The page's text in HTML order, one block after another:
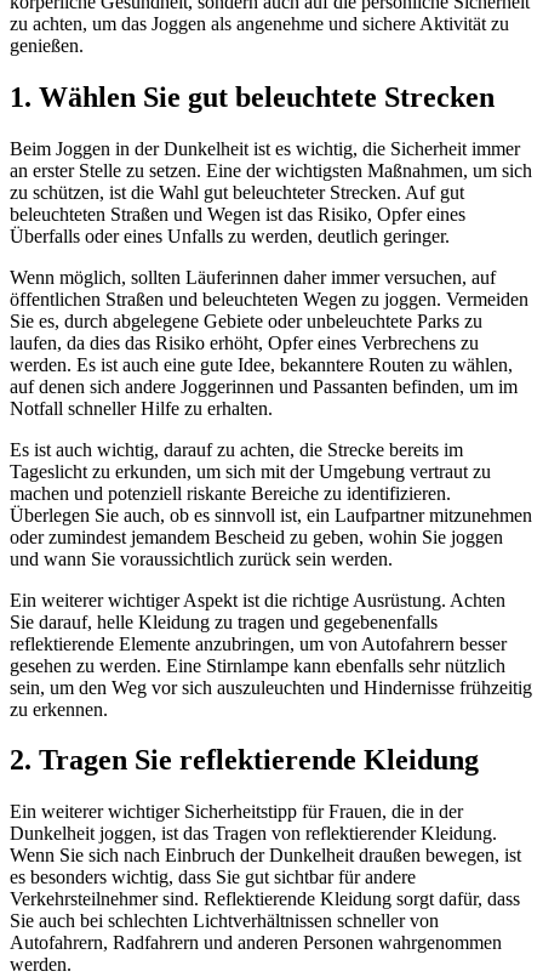
zu achten, um das Joggen als angenehme und sichere Aktivität zu
genießen.
1. Wählen Sie gut beleuchtete Strecken
Beim Joggen in der Dunkelheit ist es wichtig, die Sicherheit immer
an erster Stelle zu setzen. Eine der wichtigsten Maßnahmen, um sich
zu schützen, ist die Wahl gut beleuchteter Strecken. Auf gut
beleuchteten Straßen und Wegen ist das Risiko, Opfer eines
Überfalls oder eines Unfalls zu werden, deutlich geringer.
Wenn möglich, sollten Läuferinnen daher immer versuchen, auf
öffentlichen Straßen und beleuchteten Wegen zu joggen. Vermeiden
Sie es, durch abgelegene Gebiete oder unbeleuchtete Parks zu
laufen, da dies das Risiko erhöht, Opfer eines Verbrechens zu
werden. Es ist auch eine gute Idee, bekanntere Routen zu wählen,
auf denen sich andere Joggerinnen und Passanten befinden, um im
Notfall schneller Hilfe zu erhalten.
Es ist auch wichtig, darauf zu achten, die Strecke bereits im
Tageslicht zu erkunden, um sich mit der Umgebung vertraut zu
machen und potenziell riskante Bereiche zu identifizieren.
Überlegen Sie auch, ob es sinnvoll ist, ein Laufpartner mitzunehmen
oder zumindest jemandem Bescheid zu geben, wohin Sie joggen
und wann Sie voraussichtlich zurück sein werden.
Ein weiterer wichtiger Aspekt ist die richtige Ausrüstung. Achten
Sie darauf, helle Kleidung zu tragen und gegebenenfalls
reflektierende Elemente anzubringen, um von Autofahrern besser
gesehen zu werden. Eine Stirnlampe kann ebenfalls sehr nützlich
sein, um den Weg vor sich auszuleuchten und Hindernisse frühzeitig
zu erkennen.
2. Tragen Sie reflektierende Kleidung
Ein weiterer wichtiger Sicherheitstipp für Frauen, die in der
Dunkelheit joggen, ist das Tragen von reflektierender Kleidung.
Wenn Sie sich nach Einbruch der Dunkelheit draußen bewegen, ist
es besonders wichtig, dass Sie gut sichtbar für andere
Verkehrsteilnehmer sind. Reflektierende Kleidung sorgt dafür, dass
Sie auch bei schlechten Lichtverhältnissen schneller von
Autofahrern, Radfahrern und anderen Personen wahrgenommen
werden.